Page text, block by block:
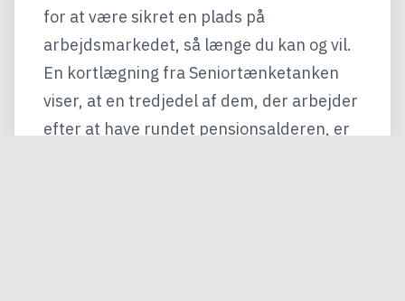
for at være sikret en plads på
arbejdsmarkedet, så længe du kan og vil.
En kortlægning fra Seniortænketanken
viser, at en tredjedel af dem, der arbejder
efter at have rundet pensionsalderen, er